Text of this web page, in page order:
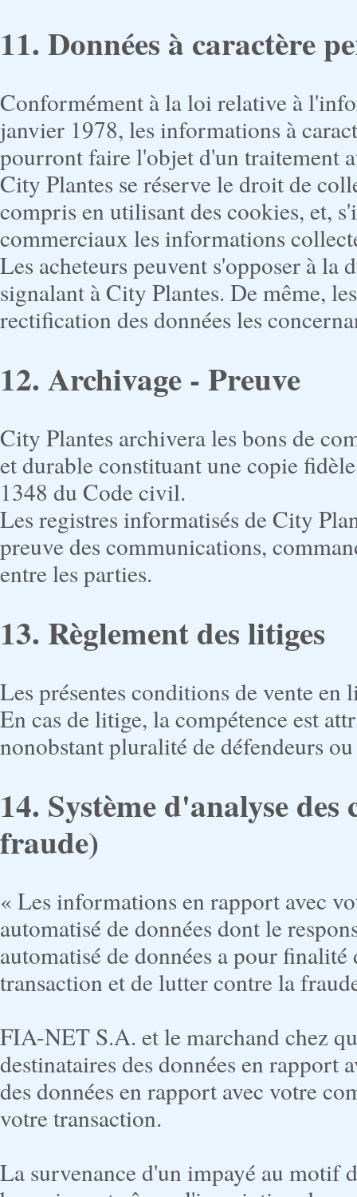
11. Données à caractère
Conformément à la loi relative à
janvier 1978, les informations à
pourront faire l'objet d'un traitement
City Plantes se réserve le droit de
compris en utilisant des cookies, et,
commerciaux les informations
Les acheteurs peuvent s'opposer à
signalant à City Plantes. De même,
rectification des données les
12. Archivage - Preuve
City Plantes archivera les bons de
et durable constituant une copie
1348 du Code civil.
Les registres informatisés de City
preuve des communications,
entre les parties.
13. Règlement des litiges
Les présentes conditions de vente
En cas de litige, la compétence est
nonobstant pluralité de défendeurs
14. Système d'analyse
fraude)
« Les informations en rapport avec
automatisé de données dont le
automatisé de données a pour
transaction et de lutter contre la
FIA-NET S.A. et le marchand chez
destinataires des données en
des données en rapport avec votre
votre transaction.
La survenance d'un impayé au motif